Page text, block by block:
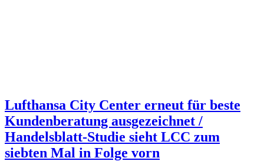
Lufthansa City Center erneut für beste
Kundenberatung ausgezeichnet /
Handelsblatt-Studie sieht LCC zum
siebten Mal in Folge vorn